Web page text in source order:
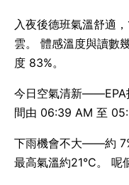
入夜後德班氣溫舒適
雲。 體感溫度與讀數
度 83%。
今日空氣清新——EPA
間由 06:39 AM 至
下雨機會不大——約
最高氣溫約21°C。 呢